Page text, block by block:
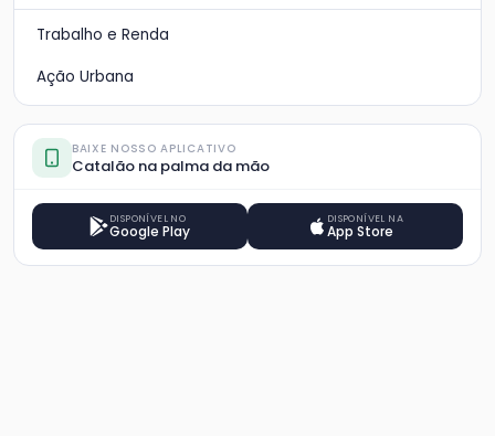
Trabalho e Renda
Ação Urbana
BAIXE NOSSO APLICATIVO
Catalão na palma da mão
DISPONÍVEL NO
Google Play
DISPONÍVEL NA
App Store